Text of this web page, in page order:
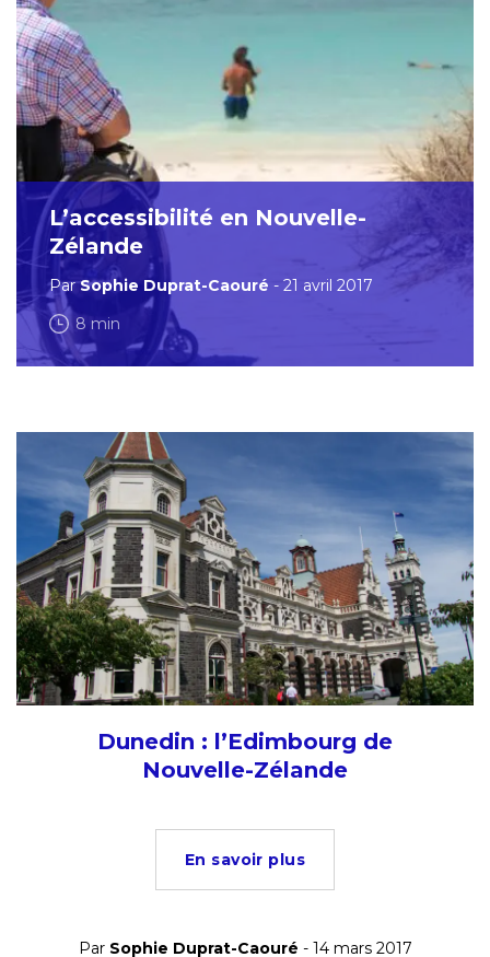
L’accessibilité en Nouvelle-
Zélande
ParSophie Duprat-Caouré - 21 avril 2017
8 min
Dunedin : l’Edimbourg de
Nouvelle-Zélande
En savoir plus
Par Sophie Duprat-Caouré - 14 mars 2017